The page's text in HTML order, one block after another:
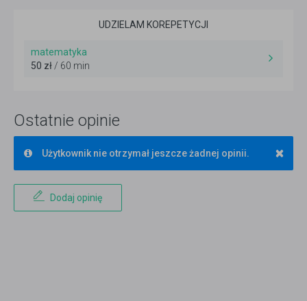
UDZIELAM KOREPETYCJI
matematyka
50 zł/ 60 min
Ostatnie opinie
×
Użytkownik nie otrzymał jeszcze żadnej opinii.
Dodaj opinię